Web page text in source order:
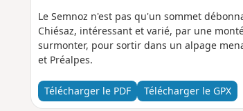
Le Semnoz n'est pas qu'un sommet
Chiésaz, intéressant et varié, par une
surmonter, pour sortir dans un alpage
et Préalpes.
Télécharger le PDF Télécharger le GPX